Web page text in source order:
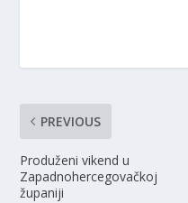
PREVIOUS
Produženi vikend u
Zapadnohercegovačkoj
županiji